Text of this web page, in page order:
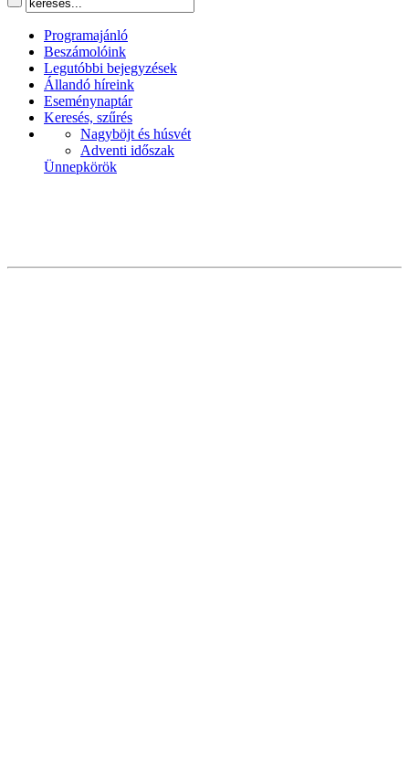
Programajánló
Beszámolóink
Legutóbbi bejegyzések
Állandó híreink
Eseménynaptár
Keresés, szűrés
Nagyböjt és húsvét
Adventi időszak
Ünnepkörök